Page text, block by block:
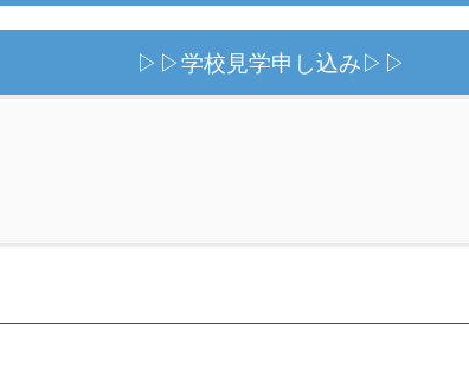
▷▷学校見学申し込み▷▷